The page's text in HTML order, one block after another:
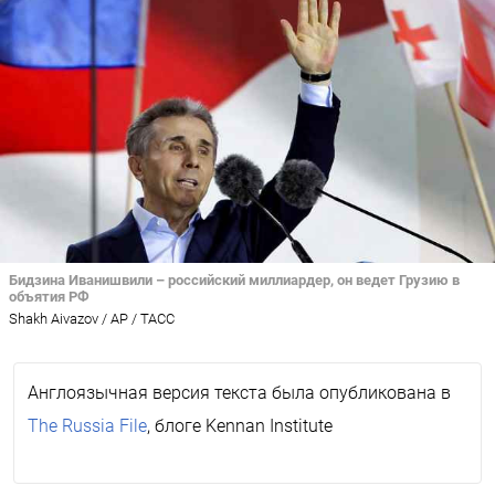
Бидзина Иванишвили – российский миллиардер, он ведет Грузию в
объятия РФ
Shakh Aivazov / AP / ТАСС
Англоязычная версия текста была опубликована в
The Russia File, блоге Kennan Institute